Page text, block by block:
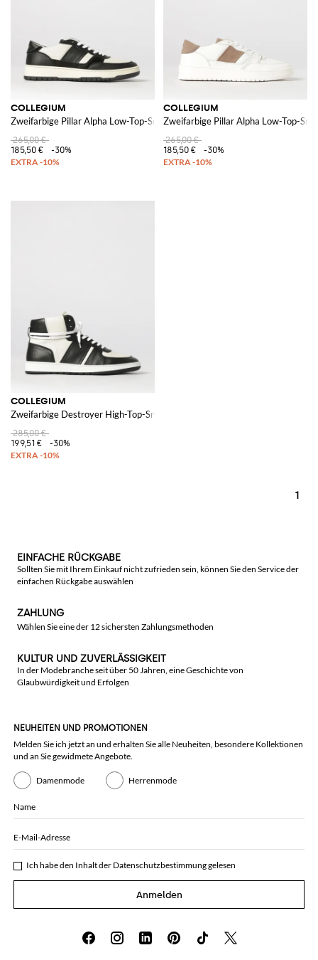
COLLEGIUM
Zweifarbige Pillar Alpha Low-Top-Sneaker aus Leder mit perforierter
265,00 €
185,50 €
-30%
COLLEGIUM
Zweifarbige Pillar Alpha Low-Top-
265,00 €
185,50 €
-30%
COLLEGIUM
Zweifarbige Destroyer High-Top-Sneaker aus Leder mit perforierter
285,00 €
199,51 €
-30%
1
EINFACHE RÜCKGABE
Sollten Sie mit Ihrem Einkauf nicht zufrieden sein, können Sie den Service der
einfachen Rückgabe auswählen
ZAHLUNG
Wählen Sie eine der 12 sichersten Zahlungsmethoden
KULTUR UND ZUVERLÄSSIGKEIT
In der Modebranche seit über 50 Jahren, eine Geschichte von
Glaubwürdigkeit und Erfolgen
NEUHEITEN UND PROMOTIONEN
Melden Sie ich jetzt an und erhalten Sie alle Neuheiten, besondere Kollektionen
und an Sie gewidmete Angebote.
Damenmode Herrenmode
Name
E-Mail-Adresse
Ich habe den Inhalt der Datenschutzbestimmunggelesen
Anmelden